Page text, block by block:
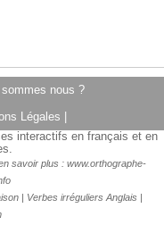
nous ?
Légales
interactifs en français et en
savoir plus : www.orthographe-
| Verbes irréguliers Anglais |